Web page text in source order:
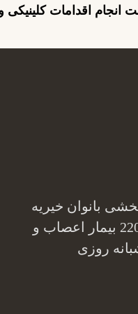
اقدامات کلینیکی و
بانوان خیریه
رضویه توس نگهداری از 220 بیمار اعصاب و
روزی